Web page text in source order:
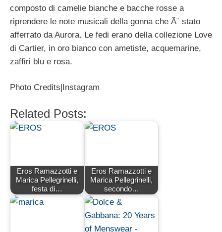
composto di camelie bianche e bacche rosse a
riprendere le note musicali della gonna che Ã¨ stato
afferrato da Aurora. Le fedi erano della collezione Love
di Cartier, in oro bianco con ametiste, acquemarine,
zaffiri blu e rosa.
Photo Credits|Instagram
Related Posts:
Eros Ramazzotti e
Marica Pellegrinelli,
festa di…
Eros Ramazzotti e
Marica Pellegrinelli,
secondo…